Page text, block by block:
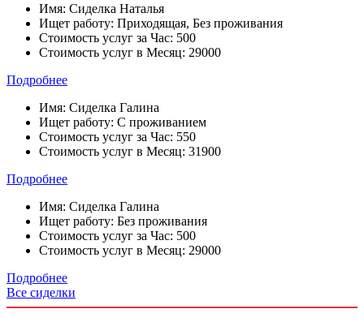
Имя: Сиделка Наталья
Ищет работу: Приходящая, Без проживания
Стоимость услуг за Час: 500
Стоимость услуг в Месяц: 29000
Подробнее
Имя: Сиделка Галина
Ищет работу: С проживанием
Стоимость услуг за Час: 550
Стоимость услуг в Месяц: 31900
Подробнее
Имя: Сиделка Галина
Ищет работу: Без проживания
Стоимость услуг за Час: 500
Стоимость услуг в Месяц: 29000
Подробнее
Все сиделки